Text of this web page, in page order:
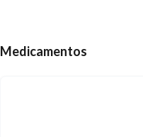
Medicamentos